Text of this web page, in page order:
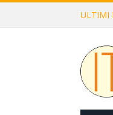
ULTIMI